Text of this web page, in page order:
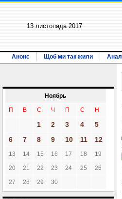
13 листопада 2017
Анонс Щоб ми так жили
Ноябрь
П В С Ч П С Н
1 2 3 4
5
6
7 8 9 10 11 12
13 14 15 16 17 18 19
20 21 22 23 24 25 26
27 28 29 30